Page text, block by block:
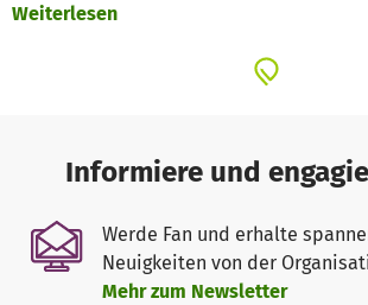
niedrigem Niveau. Die vielen Krisen
Die Fokolar-Bewegung möchte, mittels
Orten des Landes. So sind in Kinshasa,
die Petite-Flamme Grund- und
entstanden. Dort erhalten 3450 Kinder
Grundbildung für ihr Leben. Viele dieser
aus armen und benachteiligten Familien,
Weiterlesen
Informiere und
Werde Fan und erhalte
Neuigkeiten von der
Mehr zum Newsletter